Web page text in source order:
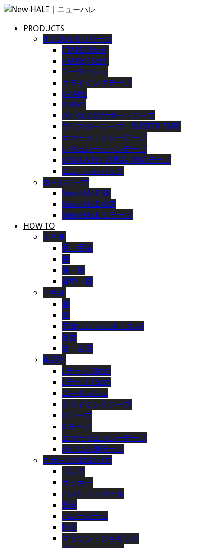
PRODUCTS
すぐ貼れるシリーズ
I-TAPE(30cm)
I-TAPE(15cm)
ニーダッシュ
クライミングテープ
V-TAPE
X-TAPE
がいはん健サポートテープ
ブリスターテープ BLISTER TAPE
エマージェンシーテープ
レギュレーションテープ
UTMF-STY [ 必携品 ]対応テープ
ニューハレパッチ
ロールテープ
New-HALE SK
New-HALE AKT
New-HALE カラーズ
HOW TO
上半身
手・手首
肩
腕・肘
背中・腰
下半身
腿
膝
下肢(ふくらはぎ・スネ)
足首
足・足底
製品別
I テープ 30cm
I テープ 15cm
ニーダッシュ
クライミングテープ
V テープ
X テープ
エマージェンシーテープ
がいはん健テープ
スポーツ別の貼り方
ゴルフ
サッカー
バスケットボール
野球
バレーボール
陸上
マラソン・ジョギング